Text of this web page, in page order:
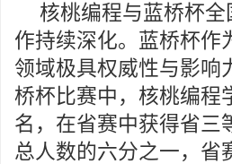
核桃编程与蓝桥杯
作持续深化。蓝桥杯作
领域极具权威性与影响
桥杯比赛中，核桃编程
名，在省赛中获得省三
总人数的六分之一，省